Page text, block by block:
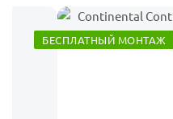
БЕСПЛАТНЫЙ МОНТАЖ